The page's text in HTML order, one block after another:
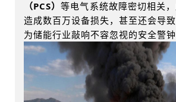
（PCS）等电气系统故障密切相关
造成数百万设备损失，甚至还会导致
为储能行业敲响不容忽视的安全警钟